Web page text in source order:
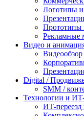
Логотипы
Прототипы
Рекламные
Видео и
Digital /
SMM /
Технологии и
ИТ-переезд